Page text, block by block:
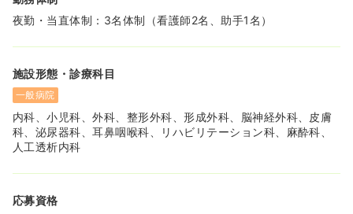
夜勤・当直体制：3名体制（看護師2名、助手1名）
施設形態・診療科目
一般病院
内科、小児科、外科、整形外科、形成外科、脳神経外科、皮膚
科、泌尿器科、耳鼻咽喉科、リハビリテーション科、麻酔科、
人工透析内科
応募資格